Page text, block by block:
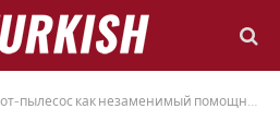
как незаменимый помощник в домашнем хозяйстве: виды и применение